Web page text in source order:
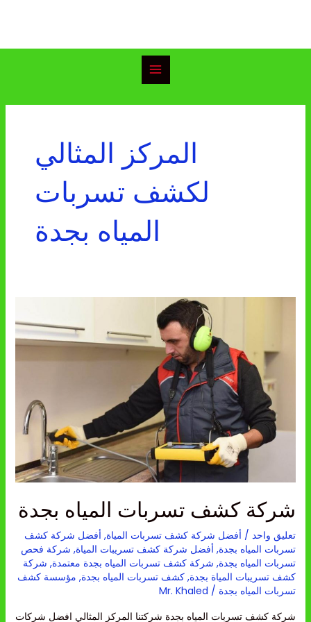
المركز المثالي
لكشف تسربات
المياه بجدة
شركة كشف تسربات المياه بجدة
تعليق واحد / أفضل شركة كشف تسربات المياة, أفضل شركة كشف
تسربات المياه بجدة, أفضل شركة كشف تسريبات المياة, شركة فحص
تسربات المياه بجدة, شركة كشف تسربات المياه بجدة معتمدة, شركة
كشف تسريبات المياة بجدة, كشف تسربات المياه بجدة, مؤسسة كشف
تسربات المياه بجدة /
Mr. Khaled
شركة كشف تسربات المياه بجدة شركتنا المركز المثالي افضل شركات
المياه